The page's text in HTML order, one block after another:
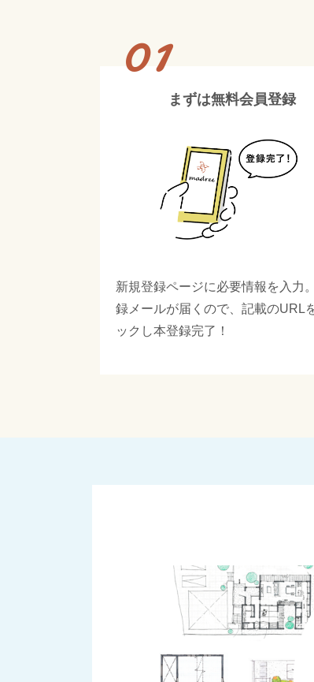
01
まずは無料会員登録
新規登録ページに必要情報を入力
録メールが届くので、記載のURL
ックし本登録完了！